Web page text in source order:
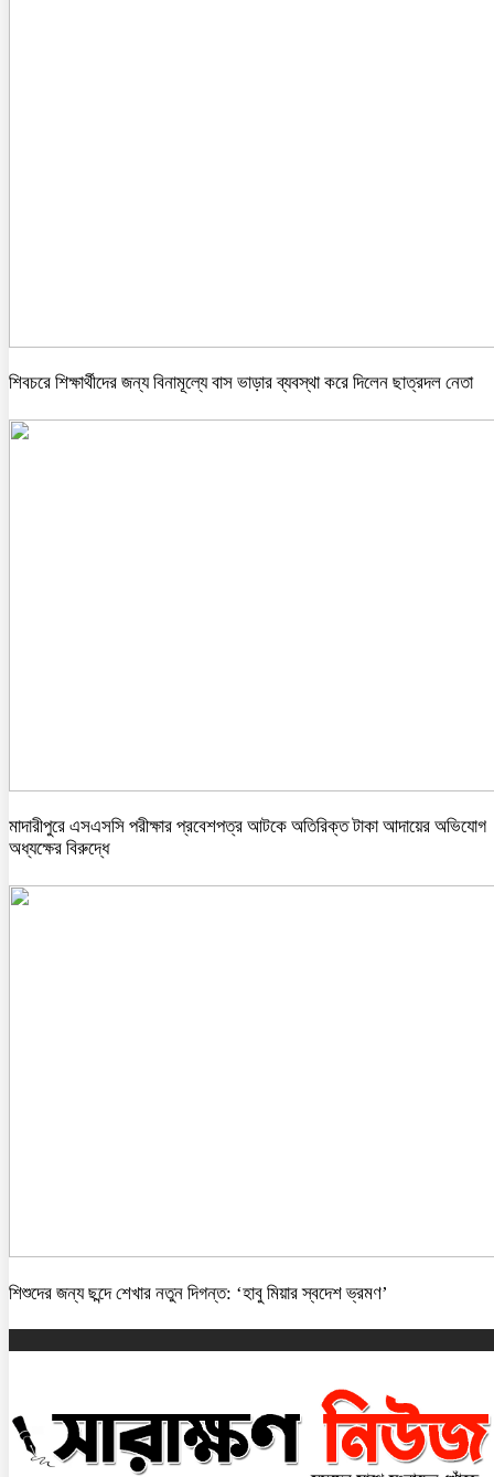
শিবচরে শিক্ষার্থীদের জন্য বিনামূল্যে বাস ভাড়ার ব্যবস্থা করে দিলেন ছাত্রদল নেতা
মাদারীপুরে এসএসসি পরীক্ষার প্রবেশপত্র আটকে অতিরিক্ত টাকা আদায়ের অভিযোগ
অধ্যক্ষের বিরুদ্ধে
শিশুদের জন্য ছন্দে শেখার নতুন দিগন্ত: ‘হাবু মিয়ার স্বদেশ ভ্রমণ’